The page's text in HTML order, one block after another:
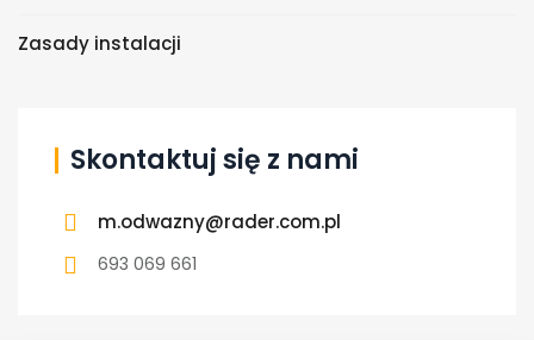
Zasady instalacji
Skontaktuj się z nami
m.odwazny@rader.com.pl
693 069 661